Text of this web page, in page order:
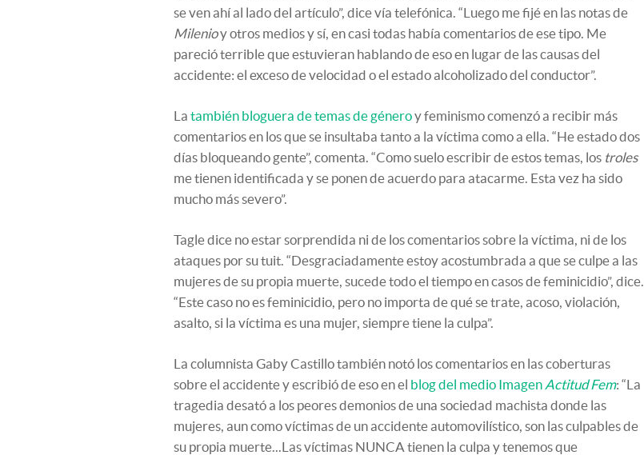
se ven ahí al lado del artículo”, dice vía telefónica. “Luego me fijé en las notas de
Milenioy otros medios y sí, en casi todas había comentarios de ese tipo. Me
pareció terrible que estuvieran hablando de eso en lugar de las causas del
accidente: el exceso de velocidad o el estado alcoholizado del conductor”.
La también bloguera de temas de géneroy feminismo comenzó a recibir más
comentarios en los que se insultaba tanto a la víctima como a ella. “He estado dos
días bloqueando gente”, comenta. “Como suelo escribir de estos temas, los troles
me tienen identificada y se ponen de acuerdo para atacarme. Esta vez ha sido
mucho más severo”.
Tagle dice no estar sorprendida ni de los comentarios sobre la víctima, ni de los
ataques por su tuit. “Desgraciadamente estoy acostumbrada a que se culpe a las
mujeres de su propia muerte, sucede todo el tiempo en casos de feminicidio”, dice.
“Este caso no es feminicidio, pero no importa de qué se trate, acoso, violación,
asalto, si la víctima es una mujer, siempre tiene la culpa”.
La columnista Gaby Castillo también notó los comentarios en las coberturas
sobre el accidente y escribió de eso en el blog del medio Imagen Actitud Fem: “La
tragedia desató a los peores demonios de una sociedad machista donde las
mujeres, aun como víctimas de un accidente automovilístico, son las culpables de
su propia muerte...Las víctimas NUNCA tienen la culpa y tenemos que